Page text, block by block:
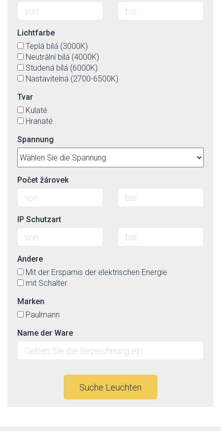
Lichtfarbe
Teplá bílá (3000K)
Neutrální bílá (4000K)
Studená bílá (6000K)
Nastavitelná (2700-6500K)
Tvar
Kulaté
Hranaté
Spannung
Počet žárovek
IP Schutzart
Andere
Mit der Ersparnis der elektrischen Energie
mit Schalter
Marken
Paulmann
Name der Ware
Suche Leuchten